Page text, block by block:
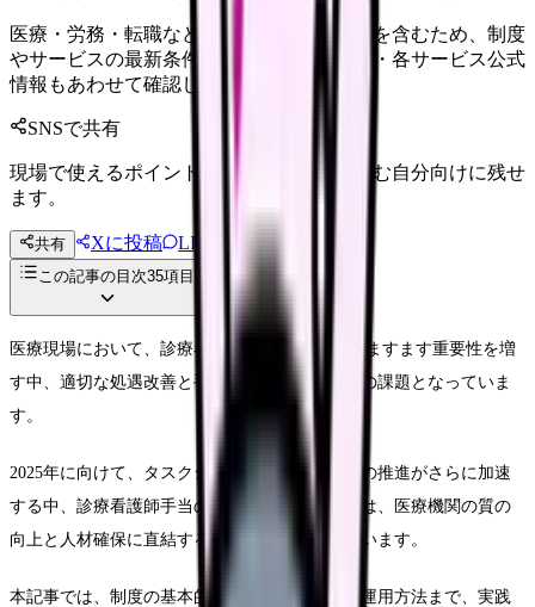
医療・労務・転職など判断に影響する内容を含むため、制度
やサービスの最新条件は公的機関・勤務先・各サービス公式
情報もあわせて確認してください。
SNSで共有
現場で使えるポイントを、同僚やあとで読む自分向けに残せ
ます。
共有 Xに投稿 LINE
投稿文コピー
この記事の目次35項目
医療現場において、診療看護師（NP）の役割がますます重要性を増
す中、適切な処遇改善と手当制度の確立は喫緊の課題となっていま
す。
2025年に向けて、タスクシフト・タスクシェアの推進がさらに加速
する中、診療看護師手当の効果的な管理と活用は、医療機関の質の
向上と人材確保に直結する重要な要素となっています。
本記事では、制度の基本的な理解から具体的な運用方法まで、実践